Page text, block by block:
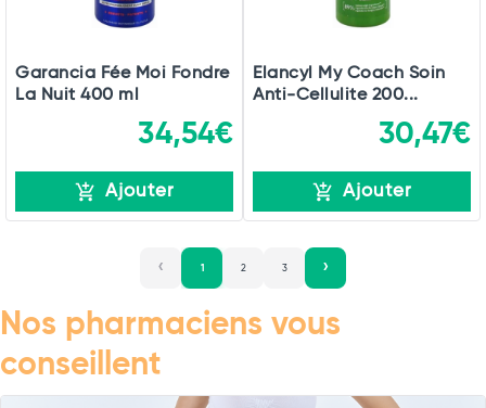
Garancia Fée Moi Fondre
La Nuit 400 ml
34,54€
Ajouter
Elancyl My Coach Soin
Anti-Cellulite 200...
30,47€
Ajouter
1 2 3
Nos pharmaciens vous
conseillent